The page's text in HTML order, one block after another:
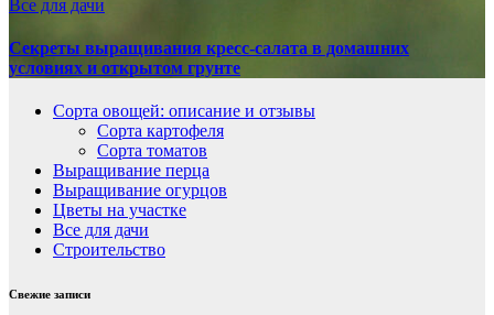
Все для дачи
Секреты выращивания кресс-салата в домашних
условиях и открытом грунте
Сорта овощей: описание и отзывы
Сорта картофеля
Сорта томатов
Выращивание перца
Выращивание огурцов
Цветы на участке
Все для дачи
Строительство
Свежие записи